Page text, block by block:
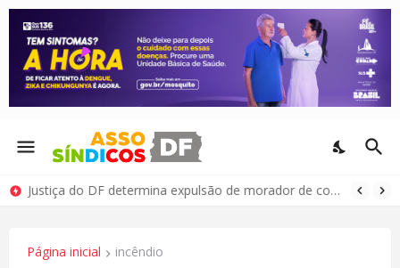
Justiça do DF determina expulsão de morador de condomínio por comportamento antissocial
Página inicial incêndio